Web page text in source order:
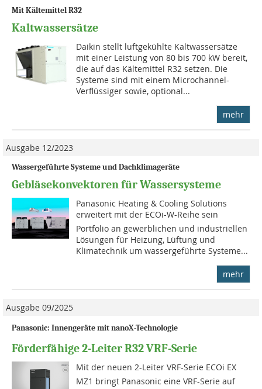
Mit Kältemittel R32
Kaltwassersätze
Daikin stellt luftgekühlte Kaltwassersätze
mit einer Leistung von 80 bis 700 kW bereit,
die auf das Kältemittel R32 setzen. Die
Systeme sind mit einem Microchannel-
Verflüssiger sowie, optional...
mehr
Ausgabe 12/2023
Wassergeführte Systeme und Dachklimageräte
Gebläsekonvektoren für Wassersysteme
Panasonic Heating & Cooling Solutions
erweitert mit der ECOi-W-Reihe sein
Portfolio an gewerblichen und industriellen
Lösungen für Heizung, Lüftung und
Klimatechnik um wassergeführte Systeme...
mehr
Ausgabe 09/2025
Panasonic: Innengeräte mit nanoX-Technologie
Förderfähige 2-Leiter R32 VRF-Serie
Mit der neuen 2-Leiter VRF-Serie ECOi EX
MZ1 bringt Panasonic eine VRF-Serie auf